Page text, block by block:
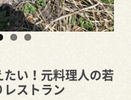
い！元料理人の若
ストラン